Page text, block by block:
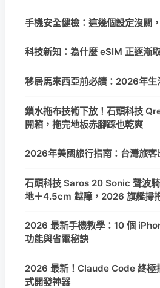
手機安全健檢：這幾個設定沒關
科技新知：為什麼 eSIM 正逐漸
移居馬來西亞前必讀：2026年生
鎖水拖布技術下放！石頭科技
開箱，拖完地板赤腳踩也乾爽
2026年美國旅行指南：台灣旅客
石頭科技 Saros 20 Sonic 聲波
地＋4.5cm 越障，2026 旗艦掃
2026 最新手機教學：10 個
功能與省電秘訣
2026 最新！Claude Code 終極
式開發神器